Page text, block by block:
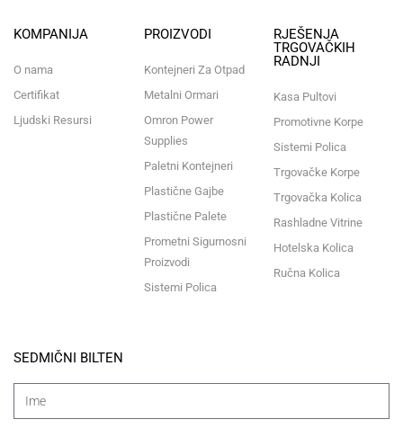
KOMPANIJA
O nama
Certifikat
Ljudski Resursi
PROIZVODI
Kontejneri Za Otpad
Metalni Ormari
Omron Power
Supplies
Paletni Kontejneri
Plastične Gajbe
Plastične Palete
Prometni Sigurnosni
Proizvodi
Sistemi Polica
RJEŠENJA
TRGOVAČKIH
RADNJI
Kasa Pultovi
Promotivne Korpe
Sistemi Polica
Trgovačke Korpe
Trgovačka Kolica
Rashladne Vitrine
Hotelska Kolica
Ručna Kolica
SEDMIČNI BILTEN